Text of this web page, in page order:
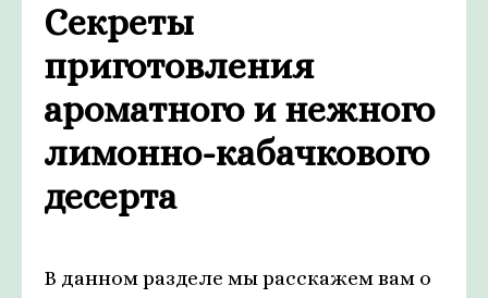
Секреты
приготовления
ароматного и нежного
лимонно-кабачкового
десерта
В данном разделе мы расскажем вам о